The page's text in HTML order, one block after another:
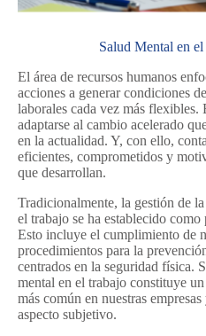
Salud Mental en
El área de recursos humanos
acciones a generar condiciones
laborales cada vez más flexibles.
adaptarse al cambio acelerado
en la actualidad. Y, con ello,
eficientes, comprometidos y
que desarrollan.
Tradicionalmente, la gestión de
el trabajo se ha establecido
Esto incluye el cumplimiento de
procedimientos para la
centrados en la seguridad física.
mental en el trabajo constituye
más común en nuestras
aspecto subjetivo.